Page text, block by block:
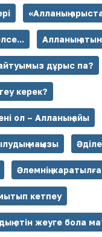
«Алланың
Алланың
дұрыс па?
керек?
ол – Алланың айы
маңызы
Әлемнің
кетпеу
етін жеуге бола